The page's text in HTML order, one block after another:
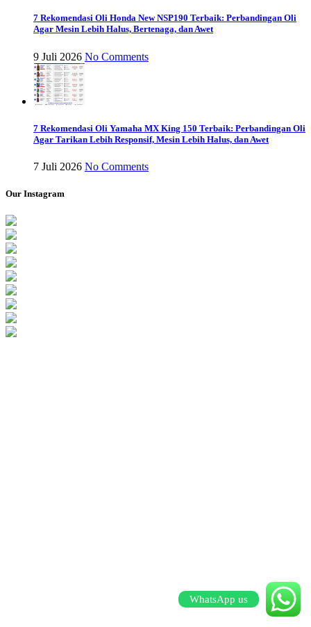
7 Rekomendasi Oli Honda New NSP190 Terbaik: Perbandingan Oli
Agar Mesin Lebih Halus, Bertenaga, dan Awet
9 Juli 2026 No Comments
7 Rekomendasi Oli Yamaha MX King 150 Terbaik: Perbandingan Oli
Agar Tarikan Lebih Responsif, Mesin Lebih Halus, dan Awet
7 Juli 2026 No Comments
Our Instagram
WhatsApp us